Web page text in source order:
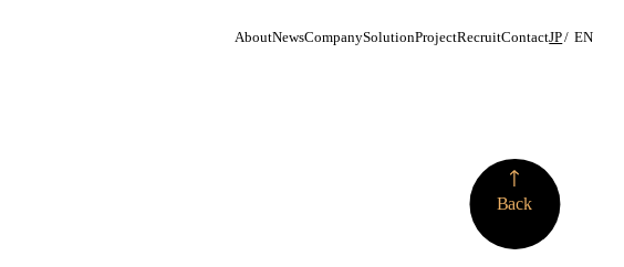
AboutNewsCompanySolutionProjectRecruitContactJP EN
More
Back